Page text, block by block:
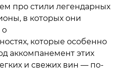
про стили легендарных
в которых они
о
которые особенно
аккомпанемент этих
и свежих вин — по-